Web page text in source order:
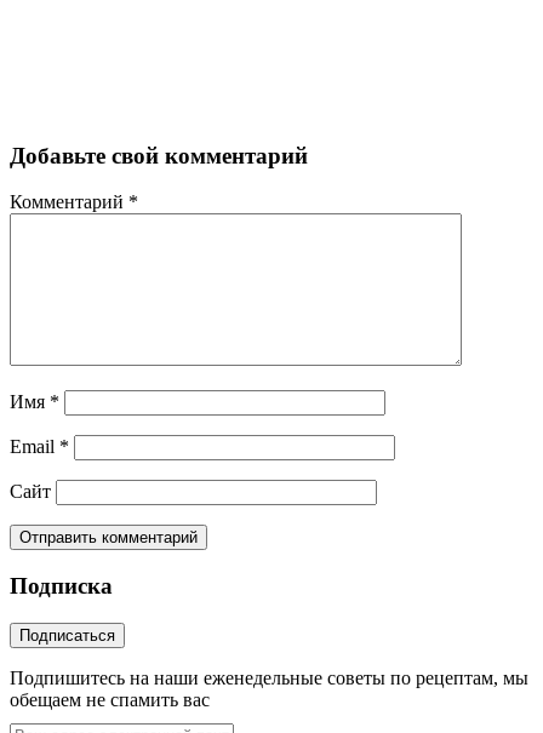
Добавьте свой комментарий
Комментарий *
Имя *
Email *
Сайт
Подписка
Подпишитесь на наши еженедельные советы по рецептам, мы
обещаем не спамить вас